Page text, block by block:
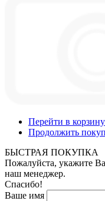
Перейти в корзину
Продолжить
БЫСТРАЯ ПОКУПКА
Пожалуйста, укажите
наш менеджер.
Спасибо!
Ваше имя